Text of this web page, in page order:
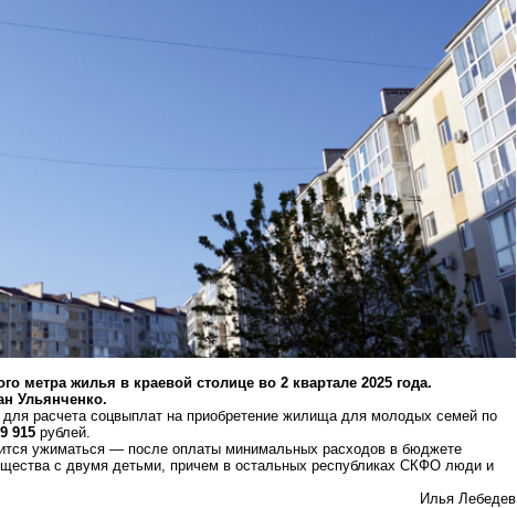
метра жилья в краевой столице во 2 квартале 2025 года.
Ульянченко.
расчета соцвыплат на приобретение жилища для молодых семей по
915 рублей.
ужиматься — после оплаты минимальных расходов в бюджете
с двумя детьми, причем в остальных республиках СКФО люди и
Илья Лебедев